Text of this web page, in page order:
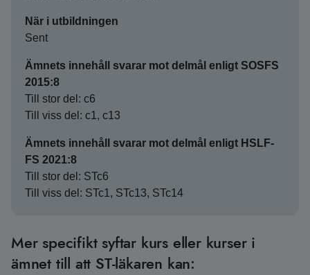
När i utbildningen
Sent
Ämnets innehåll svarar mot delmål enligt SOSFS
2015:8
Till stor del: c6
Till viss del: c1, c13
Ämnets innehåll svarar mot delmål enligt HSLF-
FS 2021:8
Till stor del: STc6
Till viss del: STc1, STc13, STc14
Mer specifikt syftar kurs eller kurser i
ämnet till att ST-läkaren kan: